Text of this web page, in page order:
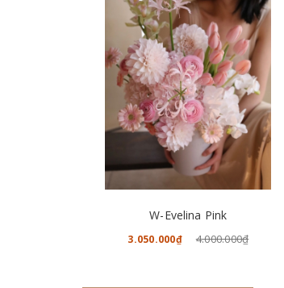
W-Evelina Pink
3.050.000₫ 4.000.000₫